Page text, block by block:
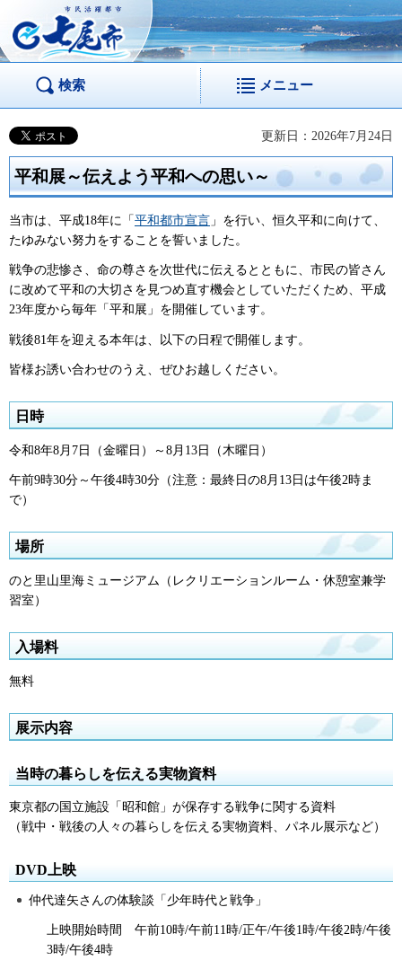
市民活躍都市 七尾
市
検索 メニュー
更新日：2026年7月24日
平和展～伝えよう平和への思い～
当市は、平成18年に「 平和都市宣言 」を行い、恒久平和に向けて、
たゆみない努力をすることを誓いました。
戦争の悲惨さ、命の尊さを次世代に伝えるとともに、市民の皆さん
に改めて平和の大切さを見つめ直す機会としていただくため、平成
23年度から毎年「平和展」を開催しています。
戦後81年を迎える本年は、以下の日程で開催します。
皆様お誘い合わせのうえ、ぜひお越しください。
日時
令和8年8月7日（金曜日）～8月13日（木曜日）
午前9時30分～午後4時30分（注意：最終日の8月13日は午後2時ま
で）
場所
のと⾥⼭⾥海ミュージアム（レクリエーションルーム・休憩室兼学
習室）
入場料
無料
展示内容
当時の暮らしを伝える実物資料
東京都の国立施設「昭和館」が保存する戦争に関する資料
（戦中・戦後の人々の暮らしを伝える実物資料、パネル展示など）
DVD上映
仲代達矢さんの体験談「少年時代と戦争」
上映開始時間 午前10時/午前11時/正午/午後1時/午後2時/午後
3時/午後4時